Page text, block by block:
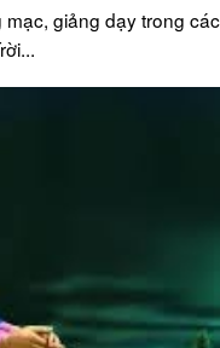
giảng dạy trong các